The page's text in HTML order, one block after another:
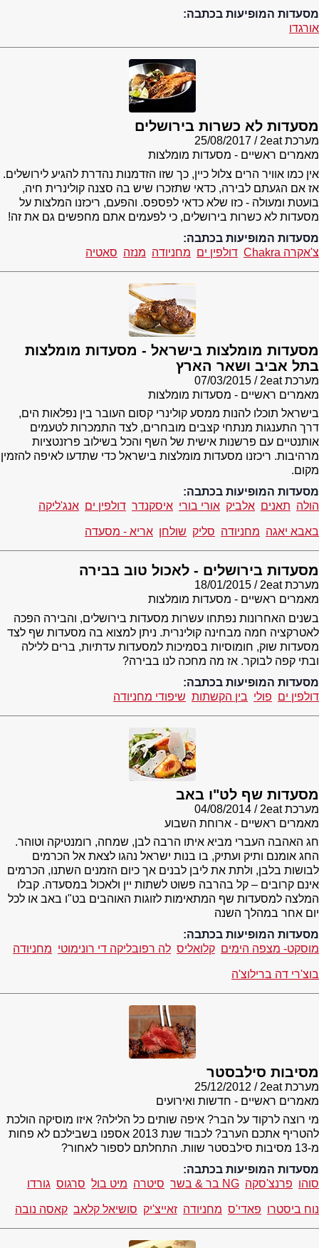
מסעדות המופיעות בכתבה:
אורגדו
מסעדות לא כשרות בירושלים
מערכת 2eat
25/08/2017
מאמרים ראשיים - מסעדות מומלצות
אין כמו אוויר הרים צלול כיין, כך שזו הזדמנות נהדרת להגיע לירושלים.
אז אם הגעתם לבירה, כדאי שתזכרו שיש בה סצנה קולינרית חיה,
בועטת ומעולה - כזו שלא כדאי לפספס. והפעם, ריכזנו המלצות על
מסעדות לא כשרות בירושלים, כי לפעמים אתם מחפשים גם את זה!
מסעדות המופיעות בכתבה:
צ'אקרה Chakra
דולפין ים מחניודה מנזה סאטיה
מסעדות מומלצות בישראל - מסעדות מומלצות
בתל אביב ושאר הארץ
מערכת 2eat
07/03/2015
מאמרים ראשיים - מסעדות מומלצות
בישראל תוכלו להנות ממסע קולינרי קסום העובר בין נפלאות הים,
דרך התענגות מנתחי קצבים מובחרים, לצד התמכרות לטעמים
אותנטיים עם פרשנות אישית של השף והכל בשילוב פרזנטציות
מרהיבות. ריכזנו מסעדות מומלצות בישראל כדי שתדעו לאיפה להזמין
מקום.
מסעדות המופיעות בכתבה:
הולה תאנים אלביק אורי בורי איסקנדר דולפין ים אנג'ליקה
באבא יאגה מחניודה סליק שולחן אריא - מסעדה
מסעדות בירושלים - לאכול טוב בבירה
מערכת 2eat
18/01/2015
מאמרים ראשיים - מסעדות מומלצות
בשנים האחרונות נפתחו עשרות מסעדות בירושלים, והבירה הפכה
לאטרקציה חמה מבחינה קולינרית. ניתן למצוא בה מסעדות שף לצד
מסעדות שוק, חומוסיות בסמיכות למסעדות עדתיות, ברים ללילה
ובתי קפה לבוקר. אז מה מחכה לנו בבירה?
מסעדות המופיעות בכתבה:
דולפין ים פולי בין הקשתות שיפודי מחניודה
מסעדות שף לט"ו באב
מערכת 2eat
04/08/2014
מאמרים ראשיים - ארוחת השבוע
חג האהבה העברי מביא איתו הרבה לבן, שמחה, רומנטיקה וטוהר.
החג אומנם ותיק ועתיק, בו בנות ישראל נהגו לצאת אל הכרמים
לבושות בלבן, ולתת את ליבן לבנים אך כיום הזמנים השתנו, הכרמים
אינם קרובים – קל בהרבה פשוט לשתות יין ולאכול במסעדה. קבלו
המלצה למסעדות שף המתאימות לזוגות האוהבים בט"ו באב או לכל
יום אחר במהלך השנה
מסעדות המופיעות בכתבה:
מוסקט- מצפה הימים קלואליס לה רפובליקה די רונימוטי מחניודה
בוצ'רי דה ברילוצ'ה
מסיבות סילבסטר
מערכת 2eat
25/12/2012
מאמרים ראשיים - חדשות ואירועים
מי רוצה לרקוד על הבר? איפה שותים כל הלילה? איזו מוסיקה הולכת
להטריף אתכם הערב? לכבוד שנת 2013 אספנו בשבילכם לא פחות
מ-13 מסיבות סילבסטר שוות. התחלתם לספור לאחור?
מסעדות המופיעות בכתבה:
סוהו פרנצ'סקה NG בר & בשר סיטרה מיט בול סרגוס גורדו
נוח ביסטרו פאדי'ס מחניודה זאייצ'יק סושיאל קלאב קאסה נובה